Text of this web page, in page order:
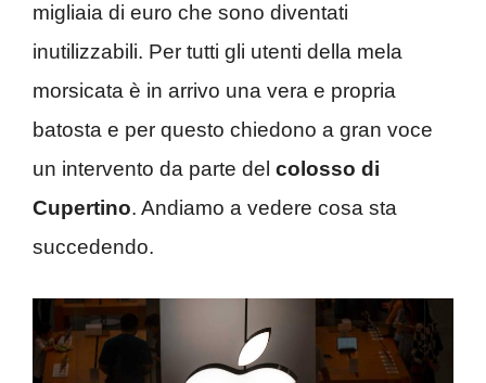
migliaia di euro che sono diventati
inutilizzabili. Per tutti gli utenti della mela
morsicata è in arrivo una vera e propria
batosta e per questo chiedono a gran voce
un intervento da parte del colosso di
Cupertino. Andiamo a vedere cosa sta
succedendo.